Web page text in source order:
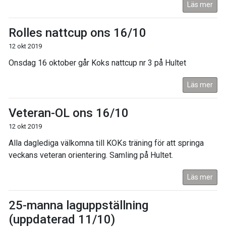
Läs mer
Rolles nattcup ons 16/10
12 okt 2019
Onsdag 16 oktober går Koks nattcup nr 3 på Hultet
Läs mer
Veteran-OL ons 16/10
12 okt 2019
Alla daglediga välkomna till KOKs träning för att springa
veckans veteran orientering. Samling på Hultet.
Läs mer
25-manna laguppställning
(uppdaterad 11/10)